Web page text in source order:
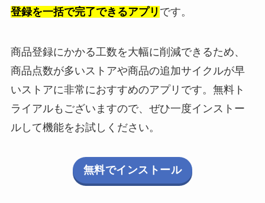
登録を一括で完了できるアプリ です。
商品登録にかかる工数を大幅に削減できるため、
商品点数が多いストアや商品の追加サイクルが早
いストアに非常におすすめのアプリです。無料ト
ライアルもございますので、ぜひ一度インストー
ルして機能をお試しください。
無料でインストール